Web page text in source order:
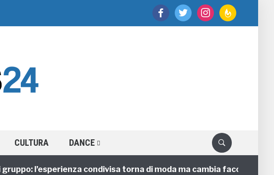
facebooktwitter instagramfeedburner
CULTURA DANCE
l’esperienza condivisa torna di moda ma cambia faccia